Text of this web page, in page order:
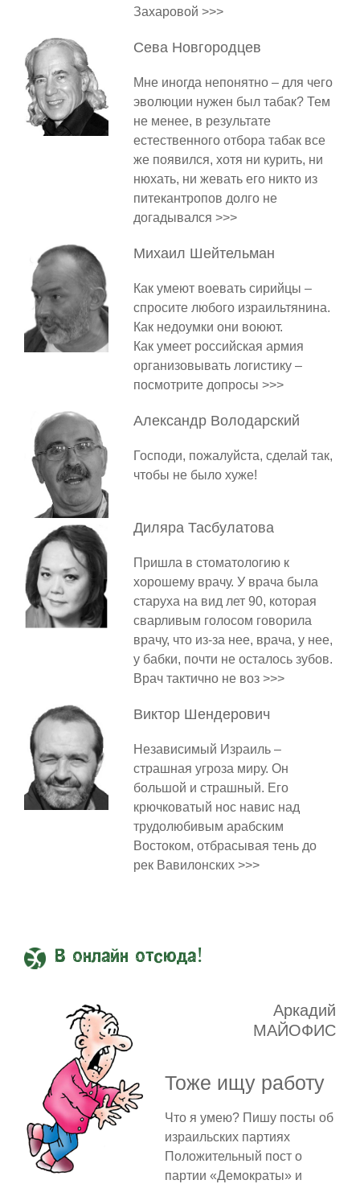
Захаровой >>>
Сева Новгородцев
Мне иногда непонятно – для чего
эволюции нужен был табак? Тем
не менее, в результате
естественного отбора табак все
же появился, хотя ни курить, ни
нюхать, ни жевать его никто из
питекантропов долго не
догадывался >>>
Михаил Шейтельман
Как умеют воевать сирийцы –
спросите любого израильтянина.
Как недоумки они воюют.
Как умеет российская армия
организовывать логистику –
посмотрите допросы >>>
Александр Володарский
Господи, пожалуйста, сделай так,
чтобы не было хуже!
Диляра Тасбулатова
Пришла в стоматологию к
хорошему врачу. У врача была
старуха на вид лет 90, которая
сварливым голосом говорила
врачу, что из-за нее, врача, у нее,
у бабки, почти не осталось зубов.
Врач тактично не воз >>>
Виктор Шендерович
Независимый Израиль –
страшная угроза миру. Он
большой и страшный. Его
крючковатый нос навис над
трудолюбивым арабским
Востоком, отбрасывая тень до
рек Вавилонских >>>
В онлайн отсюда!
Аркадий
МАЙОФИС
Тоже ищу работу
Что я умею? Пишу посты об
израильских партиях
Положительный пост о
партии «Демократы» и